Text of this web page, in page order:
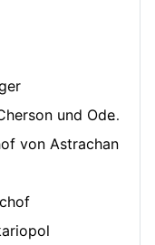
und Odessa
von Astrachan